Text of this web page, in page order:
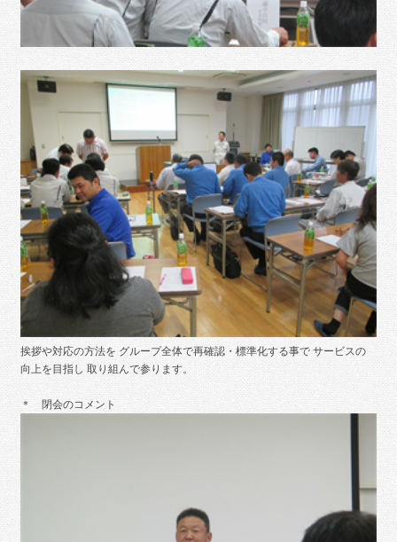
挨拶や対応の方法を グループ全体で再確認・標準化する事で サービスの
向上を目指し 取り組んで参ります。
＊ 閉会のコメント